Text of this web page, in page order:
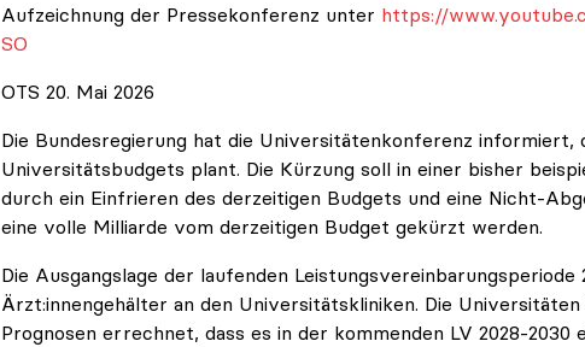
Aufzeichnung der Pressekonferenz unter https://
SO
OTS 20. Mai 2026
Die Bundesregierung hat die Universitätenkonferenz informiert,
Universitätsbudgets plant. Die Kürzung soll in einer bisher
durch ein Einfrieren des derzeitigen Budgets und eine Nicht-
eine volle Milliarde vom derzeitigen Budget gekürzt werden.
Die Ausgangslage der laufenden Leistungsvereinbarungsperiode
Ärzt:innengehälter an den Universitätskliniken. Die
Prognosen errechnet, dass es in der kommenden LV 2028-